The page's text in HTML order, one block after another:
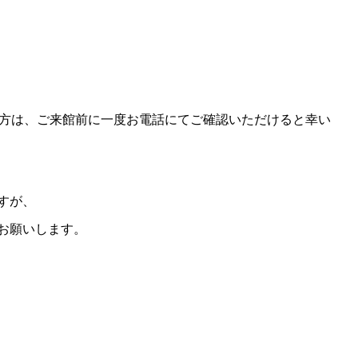
は、ご来館前に一度お電話にてご確認いただけると幸い
が、
願いします。